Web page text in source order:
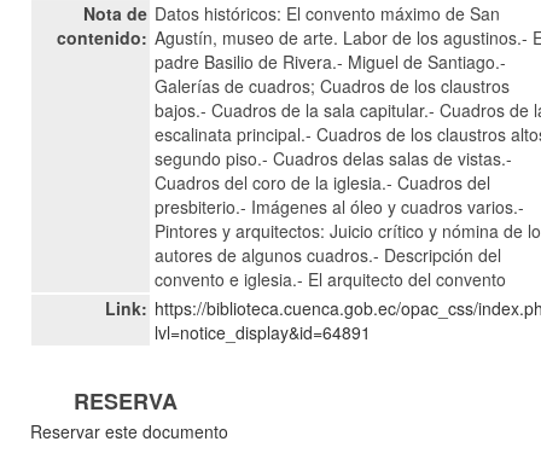
Nota de
contenido:
Datos históricos: El convento máximo de San
Agustín, museo de arte. Labor de los agustinos.-
padre Basilio de Rivera.- Miguel de Santiago.-
Galerías de cuadros; Cuadros de los claustros
bajos.- Cuadros de la sala capitular.- Cuadros de
escalinata principal.- Cuadros de los claustros
segundo piso.- Cuadros delas salas de vistas.-
Cuadros del coro de la iglesia.- Cuadros del
presbiterio.- Imágenes al óleo y cuadros varios.-
Pintores y arquitectos: Juicio crítico y nómina de
autores de algunos cuadros.- Descripción del
convento e iglesia.- El arquitecto del convento
Link: https://biblioteca.cuenca.gob.ec/opac_css/
lvl=notice_display&id=64891
RESERVA
Reservar este documento